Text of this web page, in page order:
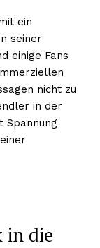
ein
seiner
einige Fans
nicht zu
in der
Spannung
in die